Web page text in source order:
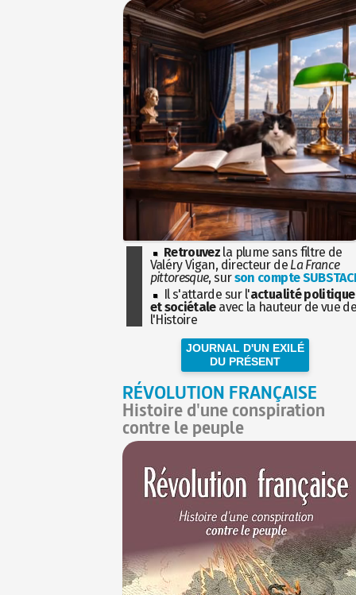
Retrouvez la plume sans filtre de
Valéry Vigan, directeur de La France
pittoresque, surson compte
Il s'attarde sur l'actualité politique
et sociétaleavec la hauteur de vue
l'Histoire
JOURNAL D'UN EXILÉ
DU PRÉSENT
RÉVOLUTION FRANÇAISE
Histoire d'une conspiration
contre le peuple